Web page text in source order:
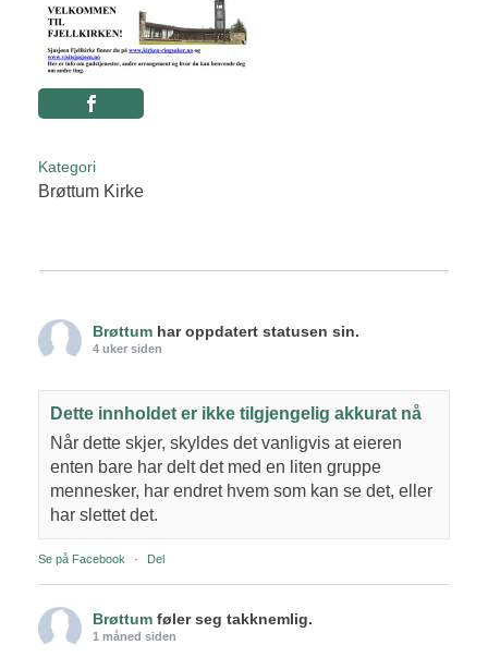
Kategori
Brøttum Kirke
Brøttum har oppdatert statusen sin.
4 uker siden
Dette innholdet er ikke tilgjengelig akkurat nå
Når dette skjer, skyldes det vanligvis at eieren
enten bare har delt det med en liten gruppe
mennesker, har endret hvem som kan se det, eller
har slettet det.
Se på Facebook · Del
Brøttum føler seg takknemlig.
1 måned siden